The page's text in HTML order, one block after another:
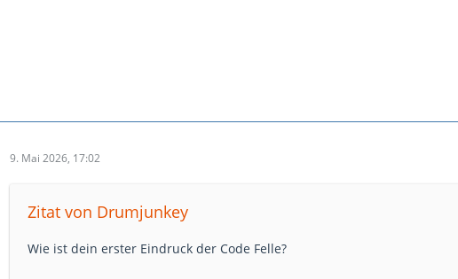
9. Mai 2026, 17:02
Zitat von Drumjunkey
Wie ist dein erster Eindruck der Code Felle?